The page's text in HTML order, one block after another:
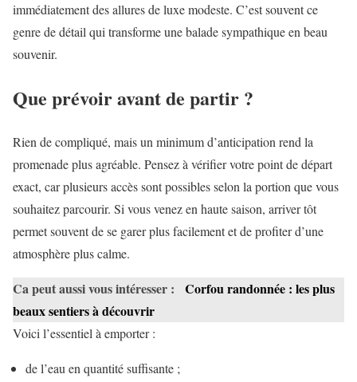
immédiatement des allures de luxe modeste. C’est souvent ce
genre de détail qui transforme une balade sympathique en beau
souvenir.
Que prévoir avant de partir ?
Rien de compliqué, mais un minimum d’anticipation rend la
promenade plus agréable. Pensez à vérifier votre point de départ
exact, car plusieurs accès sont possibles selon la portion que vous
souhaitez parcourir. Si vous venez en haute saison, arriver tôt
permet souvent de se garer plus facilement et de profiter d’une
atmosphère plus calme.
Ca peut aussi vous intéresser :
Corfou randonnée : les plus
beaux sentiers à découvrir
Voici l’essentiel à emporter :
de l’eau en quantité suffisante ;